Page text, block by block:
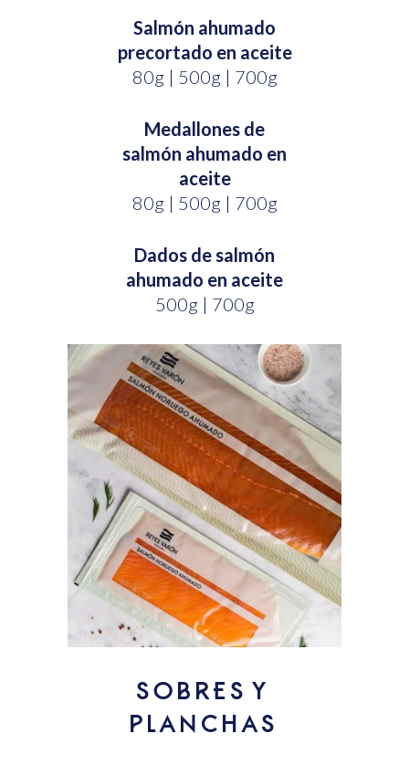
Salmón ahumado
precortado en aceite
80g | 500g | 700g
Medallones de
salmón ahumado en
aceite
80g | 500g | 700g
Dados de salmón
ahumado en aceite
500g | 700g
SOBRES Y
PLANCHAS